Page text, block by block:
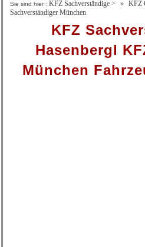
Sie sind hier : KFZ Sachverständige >
KFZ
Sachverständiger München
KFZ
Hasenbergl
München